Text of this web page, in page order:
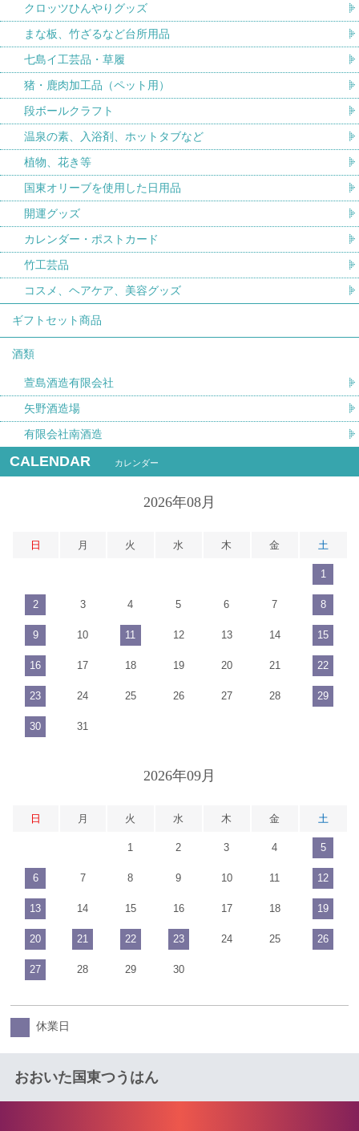
クロッツひんやりグッズ
まな板、竹ざるなど台所用品
七島イ工芸品・草履
猪・鹿肉加工品（ペット用）
段ボールクラフト
温泉の素、入浴剤、ホットタブなど
植物、花き等
国東オリーブを使用した日用品
開運グッズ
カレンダー・ポストカード
竹工芸品
コスメ、ヘアケア、美容グッズ
ギフトセット商品
酒類
萱島酒造有限会社
矢野酒造場
有限会社南酒造
CALENDAR カレンダー
2026年08月
日 月 火 水 木 金 土
1
2 3 4 5 6 7 8
9 10 11 12 13 14 15
16 17 18 19 20 21 22
23 24 25 26 27 28 29
30 31
2026年09月
日 月 火 水 木 金 土
1 2 3 4 5
6 7 8 9 10 11 12
13 14 15 16 17 18 19
20 21 22 23 24 25 26
27 28 29 30
休業日
おおいた国東つうはん